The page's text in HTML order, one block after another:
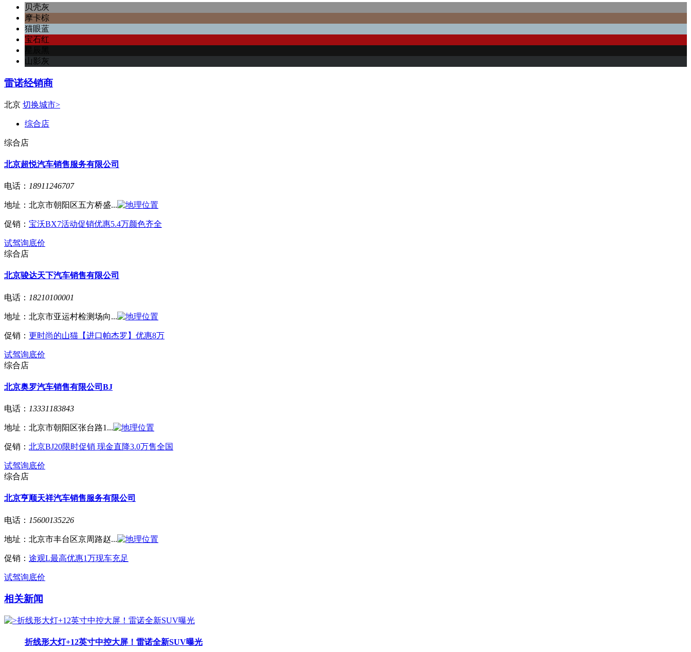
贝壳灰
摩卡棕
猫眼蓝
宝石红
山影灰
雷诺经销商
北京 切换城市>
综合店
综合店
北京超悦汽车销售服务有限公司
电话： 18911246707
地址： 北京市朝阳区五方桥盛...
促销： 宝沃BX7活动促销优惠5.4万颜色齐全
试驾询底价
综合店
北京骏达天下汽车销售有限公司
电话： 18210100001
地址： 北京市亚运村检测场向...
促销： 更时尚的山猫【进口帕杰罗】优惠8万
试驾询底价
综合店
北京奥罗汽车销售有限公司BJ
电话： 13331183843
地址： 北京市朝阳区张台路1...
促销： 北京BJ20限时促销 现金直降3.0万售全国
试驾询底价
综合店
北京亨顺天祥汽车销售服务有限公司
电话： 15600135226
地址： 北京市丰台区京周路赵...
促销： 途观L最高优惠1万现车充足
试驾询底价
相关新闻
折线形大灯+12英寸中控大屏！雷诺全新SUV曝光